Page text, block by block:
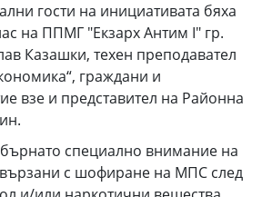
гости на инициативата бяха
на ППМГ "Екзарх Антим I" гр.
Казашки, техен преподавател
граждани и
взе и представител на Районна
специално внимание на
с шофиране на МПС след